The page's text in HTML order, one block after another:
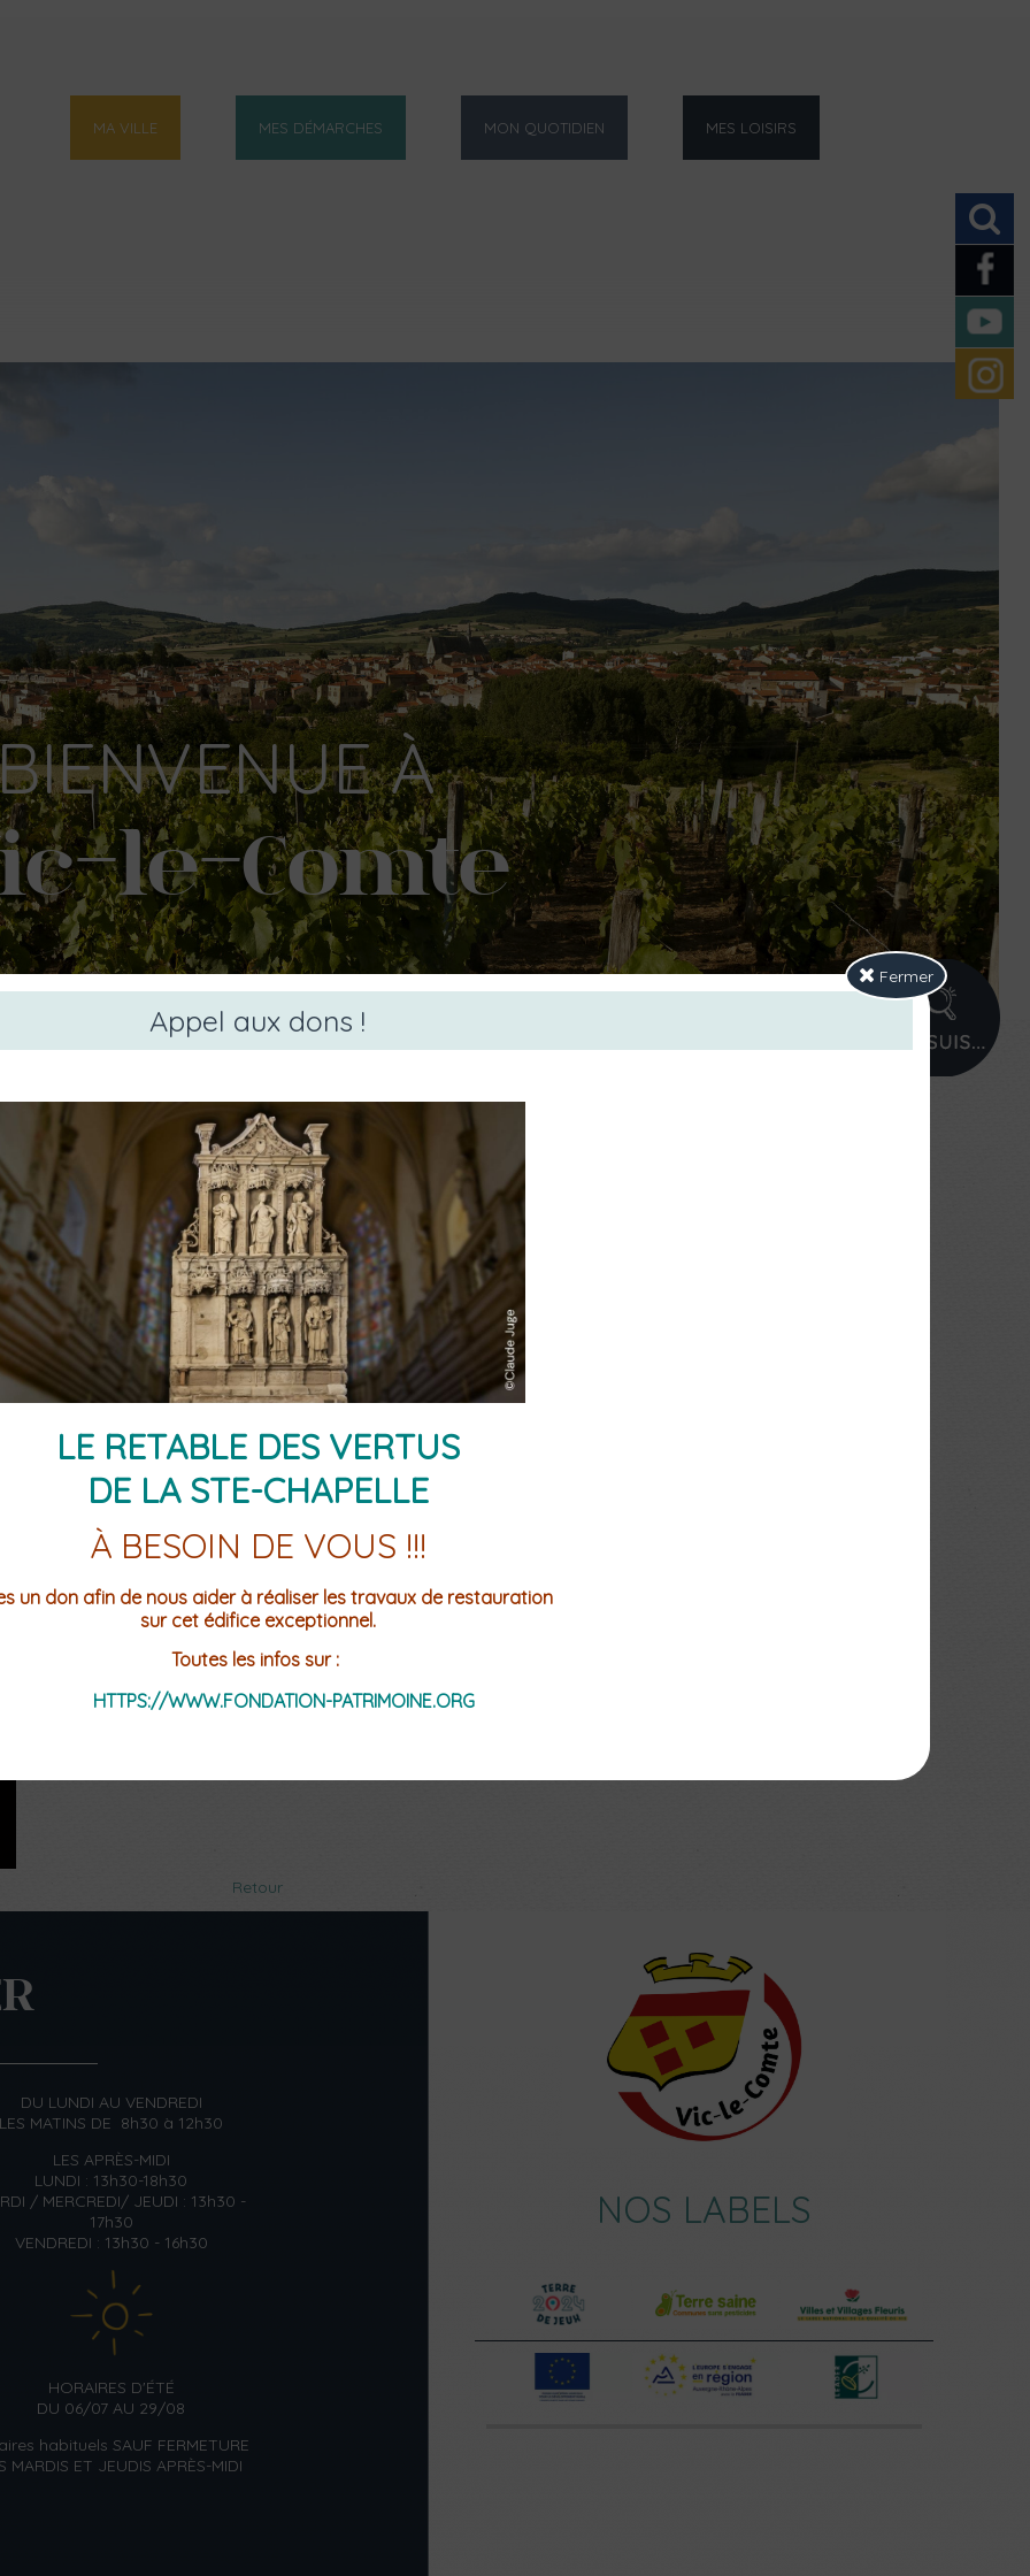
MA VILLE MES DÉMARCHES MON QUOTIDIEN MES LOISIRS
À
le-Comte
PROFIL
Lundi 10 août à 20h30
Séance annulée en raison de la température trop élevée dans la salle.
Merci de votre compréhension.
À noter : la séance sera reprogrammée ultérieurement.
Retour
DU LUNDI AU VENDREDI
LES MATINS DE 8h30 à 12h30
LES APRÈS-MIDI
LUNDI : 13h30-18h30
/ MERCREDI/ JEUDI : 13h30 -
17h30
VENDREDI : 13h30 - 16h30
HORAIRES D'ÉTÉ
DU 06/07 AU 29/08
habituels SAUF FERMETURE
MARDIS ET JEUDIS APRÈS-MIDI
NOS LABELS
Fermer
Appel aux dons !
LE RETABLE DES VERTUS
DE LA STE-CHAPELLE
À BESOIN DE VOUS !!!
un don afin de nous aider à réaliser les travaux de restauration
sur cet édifice exceptionnel.
Toutes les infos sur :
HTTPS://WWW.FONDATION-PATRIMOINE.ORG